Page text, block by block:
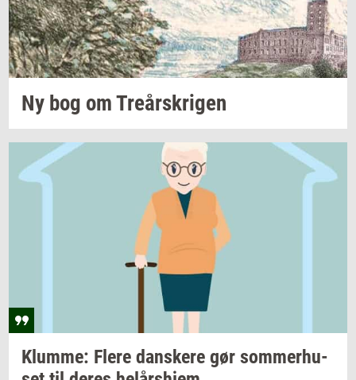
Ny bog omTre­år­skri­gen
Klum­me: Flere dan­ske­re gør som­mer­hu­